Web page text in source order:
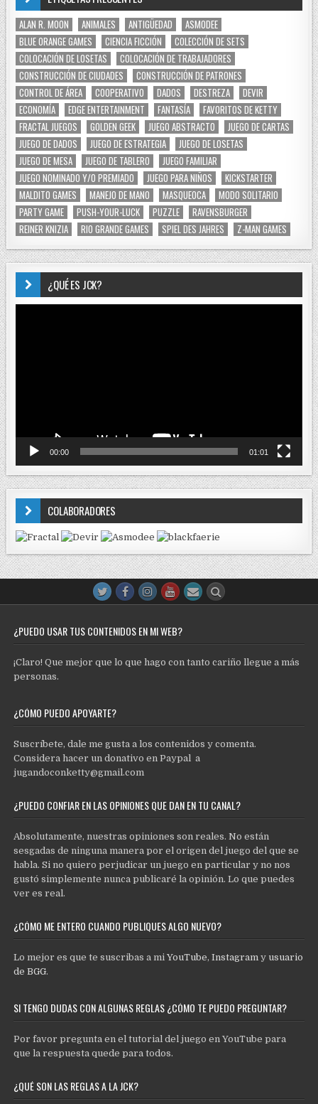
ALAN R. MOON ANIMALES ANTIGÜEDAD
ASMODEE
BLUE ORANGE GAMES
CIENCIA FICCIÓN
COLECCIÓN DE SETS
COLOCACIÓN DE LOSETAS
COLOCACIÓN DE TRABAJADORES
CONSTRUCCIÓN DE CIUDADES
CONSTRUCCIÓN DE PATRONES
CONTROL DE ÁREA
COOPERATIVO DADOS DESTREZA
DEVIR
ECONOMÍA
EDGE ENTERTAINMENT FANTASÍA
FAVORITOS DE KETTY
FRACTAL JUEGOS
GOLDEN GEEK JUEGO ABSTRACTO
JUEGO DE CARTAS
JUEGO DE DADOS
JUEGO DE ESTRATEGIA
JUEGO DE LOSETAS
JUEGO DE MESA
JUEGO DE TABLERO
JUEGO FAMILIAR
JUEGO NOMINADO Y/O PREMIADO
JUEGO PARA NIÑOS
KICKSTARTER
MALDITO GAMES
MANEJO DE MANO MASQUEOCA
MODO SOLITARIO
PARTY GAME
PUSH-YOUR-LUCK PUZZLE
RAVENSBURGER
REINER KNIZIA
RIO GRANDE GAMES SPIEL DES JAHRES Z-MAN GAMES
¿QUÉ ES JCK?
00:00 01:01
COLABORADORES
¿PUEDO USAR TUS CONTENIDOS EN MI WEB?
¡Claro! Que mejor que lo que hago con tanto cariño llegue a más
personas.
¿CÓMO PUEDO APOYARTE?
Suscríbete, dale me gusta a los contenidos y comenta.
Considera hacer un donativo en Paypal a
jugandoconketty@gmail.com
¿PUEDO CONFIAR EN LAS OPINIONES QUE DAN EN TU CANAL?
Absolutamente, nuestras opiniones son reales. No están
sesgadas de ninguna manera por el origen del juego del que se
habla. Si no quiero perjudicar un juego en particular y no nos
gustó simplemente nunca publicaré la opinión. Lo que puedes
ver es real.
¿CÓMO ME ENTERO CUANDO PUBLIQUES ALGO NUEVO?
Lo mejor es que te suscribas a miYouTube,Instagram y usuario
de BGG.
SI TENGO DUDAS CON ALGUNAS REGLAS ¿CÓMO TE PUEDO PREGUNTAR?
Por favor pregunta en el tutorial del juego en YouTube para
que la respuesta quede para todos.
¿QUÉ SON LAS REGLAS A LA JCK?